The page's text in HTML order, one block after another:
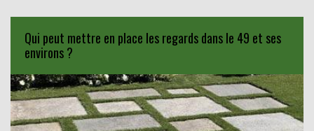
Qui peut mettre en place les regards dans le 49 et ses
environs ?